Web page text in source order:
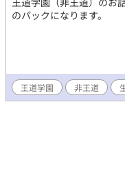
のパックになります。
王道学園 非王道